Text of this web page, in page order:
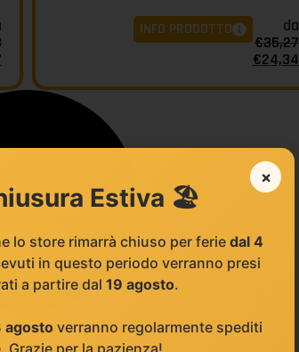
da
€35,27
€24,34
INFO PRODOTTO
×
Estiva 🏖️
lo store rimarrà chiuso per ferie dal 4
in questo periodo verranno presi
a partire dal 19 agosto.
agostoverranno regolarmente spediti